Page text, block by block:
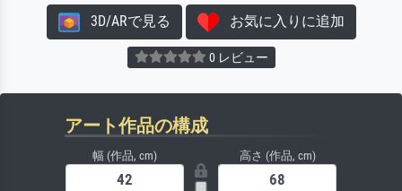
3D/ARで見る お気に入りに追加
0 レビュー
アート作品の構成
幅 (作品, cm) 高さ (作品, cm)